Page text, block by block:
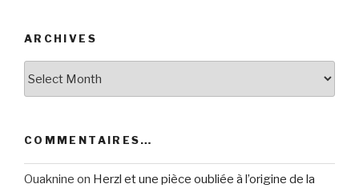
ARCHIVES
COMMENTAIRES…
Ouaknine on Herzl et une pièce oubliée à l’origine de la